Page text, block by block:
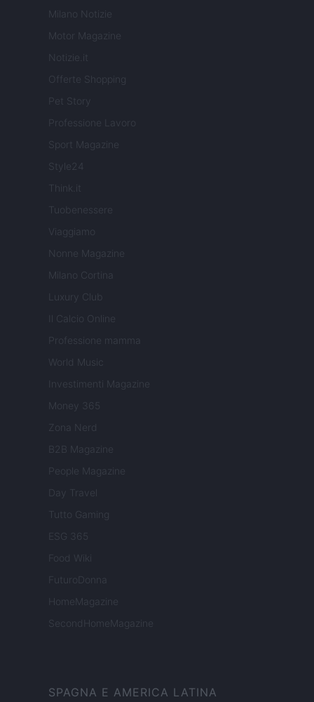
Milano Notizie
Motor Magazine
Notizie.it
Offerte Shopping
Pet Story
Professione Lavoro
Sport Magazine
Style24
Think.it
Tuobenessere
Viaggiamo
Nonne Magazine
Milano Cortina
Luxury Club
Il Calcio Online
Professione mamma
World Music
Investimenti Magazine
Money 365
Zona Nerd
B2B Magazine
People Magazine
Day Travel
Tutto Gaming
ESG 365
Food Wiki
FuturoDonna
HomeMagazine
SecondHomeMagazine
SPAGNA E AMERICA LATINA